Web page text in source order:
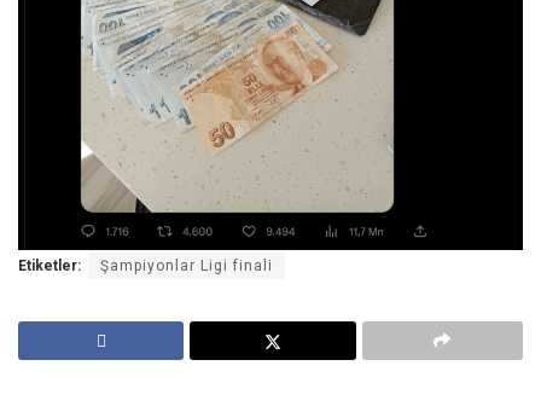
Etiketler: Şampiyonlar Ligi finali